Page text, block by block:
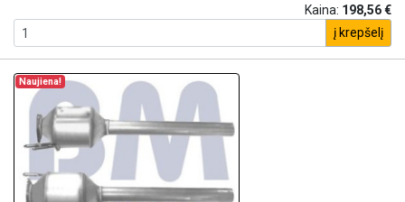
Kaina: 198,56 €
į krepšelį
Naujiena!